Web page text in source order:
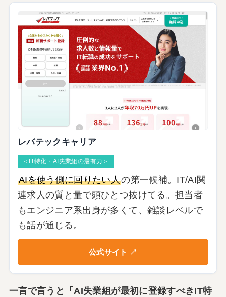
レバテックキャリア
＜IT特化・AI失業組の最有力＞
AIを使う側に回りたい人の第一候補。IT/AI関
連求人の質と量で頭ひとつ抜けてる。担当者
もエンジニア系出身が多くて、雑談レベルで
も話が通じる。
公式サイト ↗
一言で言うと「AI失業組が最初に登録すべきIT特